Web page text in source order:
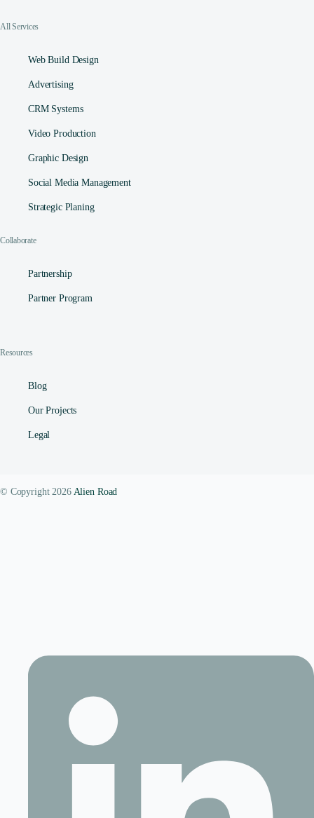
All Services
Web Build Design
Advertising
CRM Systems
Video Production
Graphic Design
Social Media Management​
Strategic Planing
Collaborate
Partnership
Partner Program
Resources
Blog
Our Projects
Legal
© Copyright 2026 Alien Road